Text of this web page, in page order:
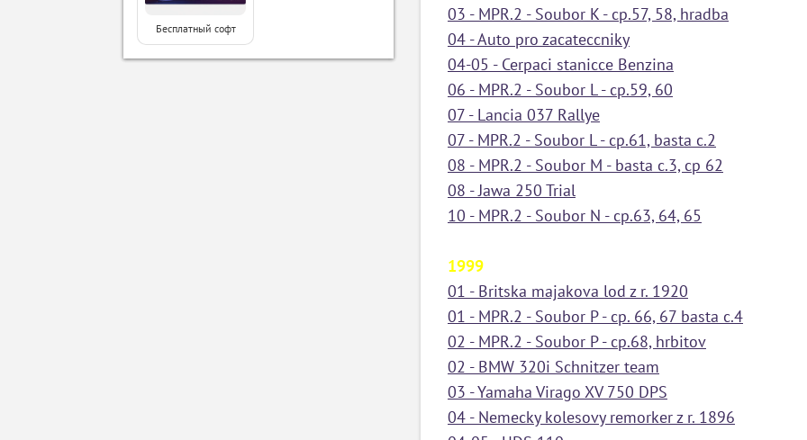
03 - MPR.2 - Soubor K - cp.57, 58, hradba
04 - Auto pro zacateccniky
04-05 - Cerpaci stanicce Benzina
06 - MPR.2 - Soubor L - cp.59, 60
07 - Lancia 037 Rallye
07 - MPR.2 - Soubor L - cp.61, basta c.2
08 - MPR.2 - Soubor M - basta c.3, cp 62
08 - Jawa 250 Trial
10 - MPR.2 - Soubor N - cp.63, 64, 65
1999
01 - Britska majakova lod z r. 1920
01 - MPR.2 - Soubor P - cp. 66, 67 basta c.4
02 - MPR.2 - Soubor P - cp.68, hrbitov
02 - BMW 320i Schnitzer team
03 - Yamaha Virago XV 750 DPS
04 - Nemecky kolesovy remorker z r. 1896
Бесплатный софт